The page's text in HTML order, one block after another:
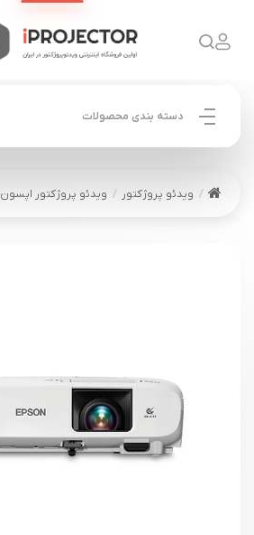
دسته بندی محصولات
ویدئو پروژکتور ویدئو پروژکتور اپسون